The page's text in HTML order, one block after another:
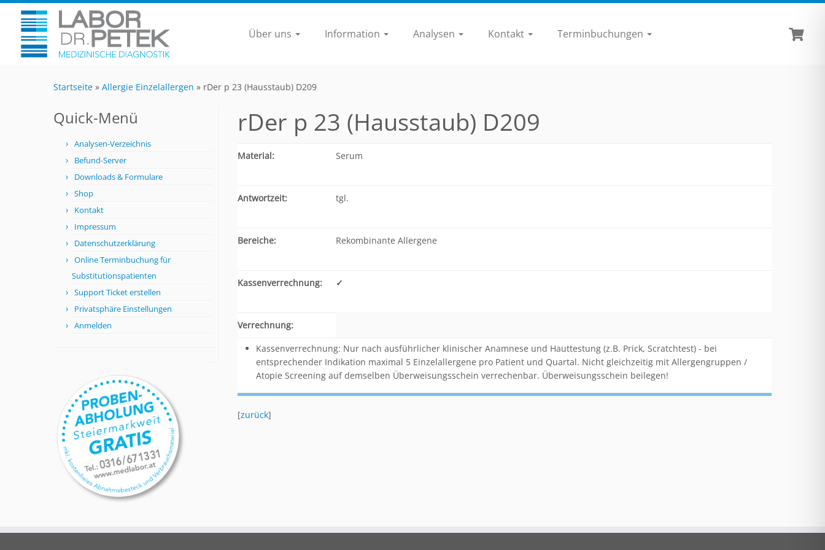
Über uns Information Analysen Kontakt Terminbuchungen
Startseite » Allergie Einzelallergen » rDer p 23 (Hausstaub) D209
Quick-Menü
Analysen-Verzeichnis
Befund-Server
Downloads & Formulare
Shop
Kontakt
Impressum
Datenschutzerklärung
Online Terminbuchung für
Substitutionspatienten
Support Ticket erstellen
Privatsphäre Einstellungen
Anmelden
rDer p 23 (Hausstaub) D209
Material: Serum
Antwortzeit: tgl.
Bereiche: Rekombinante Allergene
Kassenverrechnung: ✓
Verrechnung:
Kassenverrechnung: Nur nach ausführlicher klinischer Anamnese und Hauttestung (z.B. Prick, Scratchtest) - bei
entsprechender Indikation maximal 5 Einzelallergene pro Patient und Quartal. Nicht gleichzeitig mit Allergengruppen /
Atopie Screening auf demselben Überweisungsschein verrechenbar. Überweisungsschein beilegen!
[zurück]